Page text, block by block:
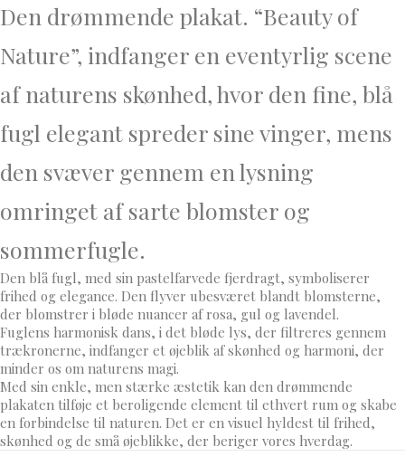
Den drømmende plakat. “Beauty of
Nature”, indfanger en eventyrlig scene
af naturens skønhed, hvor den fine, blå
fugl elegant spreder sine vinger, mens
den svæver gennem en lysning
omringet af sarte blomster og
sommerfugle.
Den blå fugl, med sin pastelfarvede fjerdragt, symboliserer
frihed og elegance. Den flyver ubesværet blandt blomsterne,
der blomstrer i bløde nuancer af rosa, gul og lavendel.
Fuglens harmonisk dans, i det bløde lys, der filtreres gennem
trækronerne, indfanger et øjeblik af skønhed og harmoni, der
minder os om naturens magi.
Med sin enkle, men stærke æstetik kan den drømmende
plakaten tilføje et beroligende element til ethvert rum og skabe
en forbindelse til naturen. Det er en visuel hyldest til frihed,
skønhed og de små øjeblikke, der beriger vores hverdag.